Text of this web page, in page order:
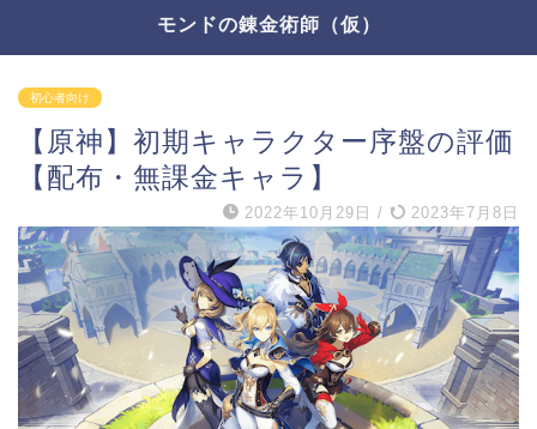
モンドの錬金術師（仮）
初心者向け
【原神】初期キャラクター序盤の評価
【配布・無課金キャラ】
2022年10月29日 / 2023年7月8日